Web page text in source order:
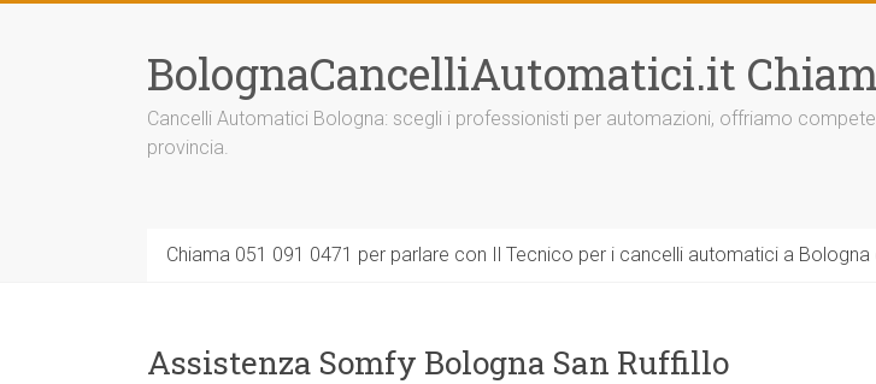
BolognaCancelliAutomatici.it
Cancelli Automatici Bologna: scegli i professionisti per automazioni, offriamo
provincia.
Chiama 051 091 0471 per parlare con Il Tecnico per i cancelli automatici a Bologna
Assistenza Somfy Bologna San Ruffillo